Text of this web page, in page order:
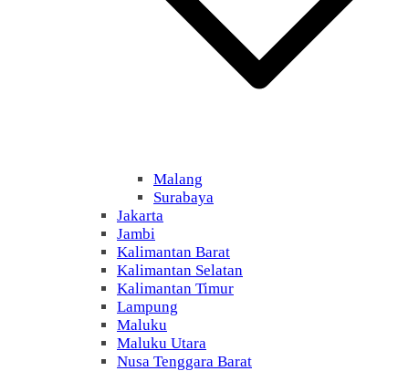
Malang
Surabaya
Jakarta
Jambi
Kalimantan Barat
Kalimantan Selatan
Kalimantan Timur
Lampung
Maluku
Maluku Utara
Nusa Tenggara Barat